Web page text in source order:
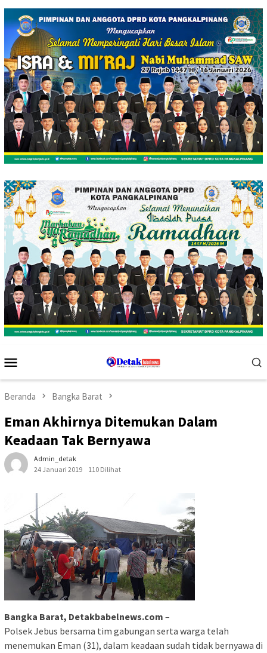
Loncat
konten
Mobile
Beranda Bangka Barat
Eman Akhirnya Ditemukan Dalam
Keadaan Tak Bernyawa
Admin_detak
24 Januari 2019
110 Dilihat
Bangka Barat, Detakbabelnews.com –
Polsek Jebus bersama tim gabungan serta warga telah
menemukan Eman (31), dalam keadaan sudah tidak bernyawa di